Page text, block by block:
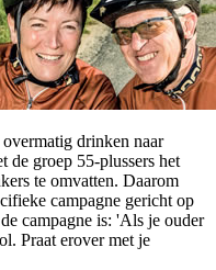
drinken naar
de groep 55-plussers het
te omvatten. Daarom
campagne gericht op
campagne is: 'Als je ouder
Praat erover met je